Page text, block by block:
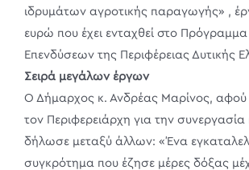
ιδρυμάτων αγροτικής παραγωγής» ,
ευρώ που έχει ενταχθεί στο
Επενδύσεων της Περιφέρειας Δυτικής
Σειρά μεγάλων έργων
Ο Δήμαρχος κ. Ανδρέας Μαρίνος, αφού
τον Περιφερειάρχη για την συνεργασία
δήλωσε μεταξύ άλλων: «Ένα
συγκρότημα που έζησε μέρες δόξας